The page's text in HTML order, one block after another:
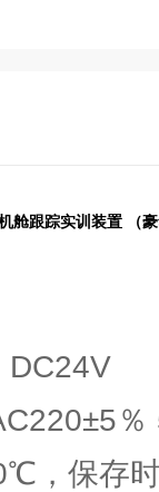
舱跟踪实训装置 （
DC24V
，保存